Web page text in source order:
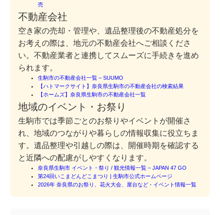
売
不動産会社
空き家の売却・管理や、遺品整理後の不動産処分を
お考えの際は、地元の不動産会社へご相談くださ
い。不動産業者と連携してスムーズに手続きを進め
られます。
生駒市の不動産会社一覧 – SUUMO
【ハトマークサイト】奈良県生駒市の不動産会社の検索結果
【ホームズ】奈良県生駒市の不動産会社一覧
地域のイベント・お祭り
生駒市では季節ごとのお祭りやイベントが開催さ
れ、地域のつながりや暮らしの情報収集に役立ちま
す。遺品整理や引越しの際は、開催時期を確認する
と近隣への配慮がしやすくなります。
奈良県生駒市 イベント・祭り / 観光情報一覧 – JAPAN 47 GO
第24回いこまどんどこまつり | 生駒市公式ホームページ
2026年 奈良県のお祭り、花火大会、屋台など ‐ イベント情報一覧